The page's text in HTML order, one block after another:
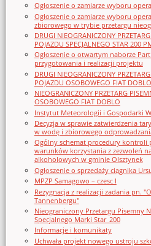
Ogłoszenie o zamiarze wyboru
Ogłoszenie o zamiarze wyboru
zbiorowego w trybie przetargu
DRUGI NIEOGRANICZONY
POJAZDU SPECJALNEGO STAR 200
Ogłoszenie o otwartym naborze
przygotowania i realizacji projektu
DRUGI NIEOGRANICZONY
POJAZDU OSOBOWEGO FIAT DOBLO
NIEOGRANICZONY PRZETARG
OSOBOWEGO FIAT DOBLO
Instytut Meteorologii i Gospodarki
Decyzja w sprawie zatwierdzenia
w wodę i zbiorowego
Ogólny schemat procedury kontroli
warunków korzystania z zezwoleń
alkoholowych w gminie Olsztynek
Ogłoszenie o sprzedaży ciągnika
MPZP Samagowo – czesc I
Rezygnacja z realizacji zadania pn.
Tannenbergu"
Nieograniczony Przetargu Pisemny
Specjalnego Marki Star_200
Informacje i komunikaty
Uchwała projekt nowego ustroju